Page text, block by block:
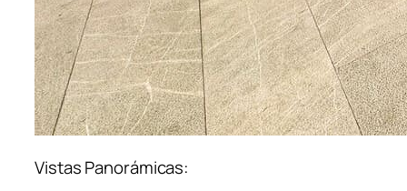
Vistas Panorámicas: